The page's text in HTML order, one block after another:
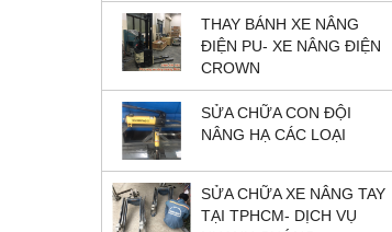
THAY BÁNH XE NÂNG
ĐIỆN PU- XE NÂNG ĐIỆN
CROWN
SỬA CHỮA CON ĐỘI
NÂNG HẠ CÁC LOẠI
SỬA CHỮA XE NÂNG TAY
TẠI TPHCM- DỊCH VỤ